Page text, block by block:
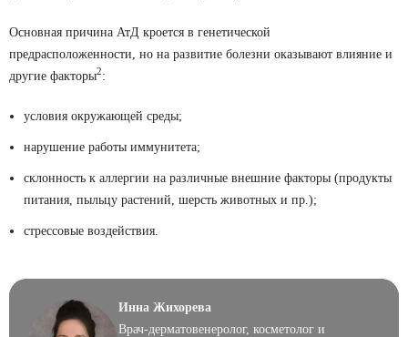
Основная причина АтД кроется в генетической
предрасположенности, но на развитие болезни оказывают влияние и
другие факторы2:
условия окружающей среды;
нарушение работы иммунитета;
склонность к аллергии на различные внешние факторы (продукты
питания, пыльцу растений, шерсть животных и пр.);
стрессовые воздействия.
Инна Жихорева
Врач-дерматовенеролог, косметолог и